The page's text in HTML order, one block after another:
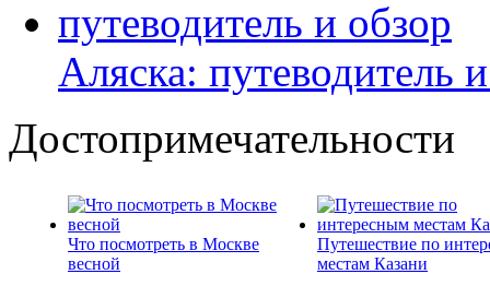
Аляска: путеводитель
Достопримечательности
Что посмотреть в Москве
весной
Путешествие по
местам Казани